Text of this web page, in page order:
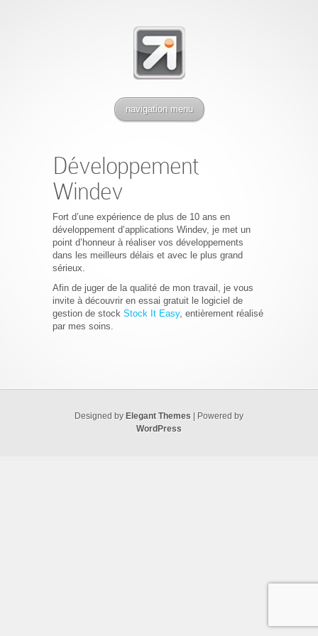
navigation menu
Développement
Windev
Fort d’une expérience de plus de 10 ans en
développement d’applications Windev, je met un
point d’honneur à réaliser vos développements
dans les meilleurs délais et avec le plus grand
sérieux.
Afin de juger de la qualité de mon travail, je vous
invite à découvrir en essai gratuit le logiciel de
gestion de stock Stock It Easy, entièrement réalisé
par mes soins.
Designed by Elegant Themes | Powered by
WordPress